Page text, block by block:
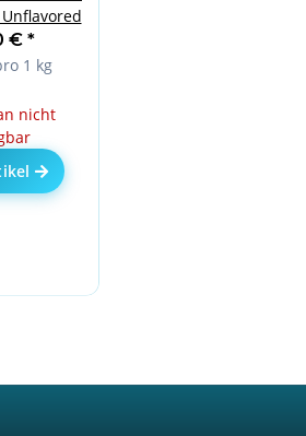
€ *
1 kg
nicht